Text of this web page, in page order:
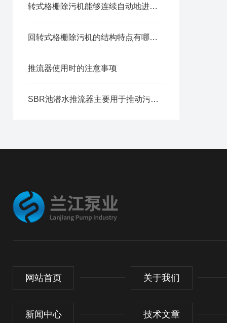
转式格栅除污机能够连续自动地进行清污作业
回转式格栅除污机的结构特点有哪些？
推流器使用时的注意事项
SBR池潜水推流器主要用于推动污水在SBR池中的混合和搅拌
网站首页 关于我们
新闻中心 技术文章